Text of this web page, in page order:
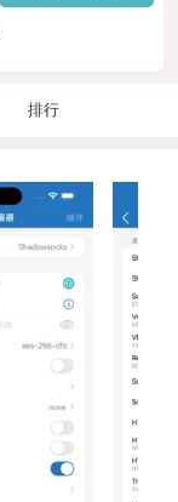
排行